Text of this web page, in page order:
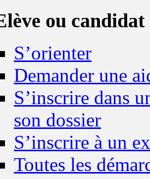
ou candidat
S’orienter
Demander une
S’inscrire dans
son dossier
S’inscrire à un
Toutes les